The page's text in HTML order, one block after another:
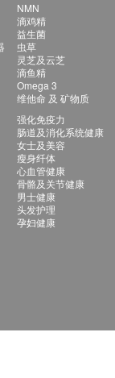
NMN
滴鸡精
益生菌
虫草
灵芝及云芝
滴鱼精
Omega 3
维他命 及 矿物质
强化免疫力
肠道及消化系统健康
女士及美容
瘦身纤体
心血管健康
骨骼及关节健康
男士健康
头发护理
孕妇健康